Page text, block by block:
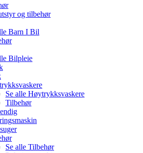
og tilbehør
Barn I Bil
Bilpleie
Se alle Høytrykksvaskere
Tilbehør
Se alle Tilbehør